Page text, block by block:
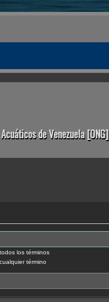
de Venezuela [ONG]
los términos
término